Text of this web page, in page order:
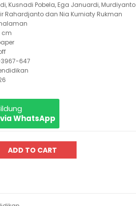
Kusnadi Pobela, Ega Januardi, Murdiyanto
Rahardjanto dan Nia Kurniaty Rukman
cm
3967-647
WhatsApp
ADD TO CART